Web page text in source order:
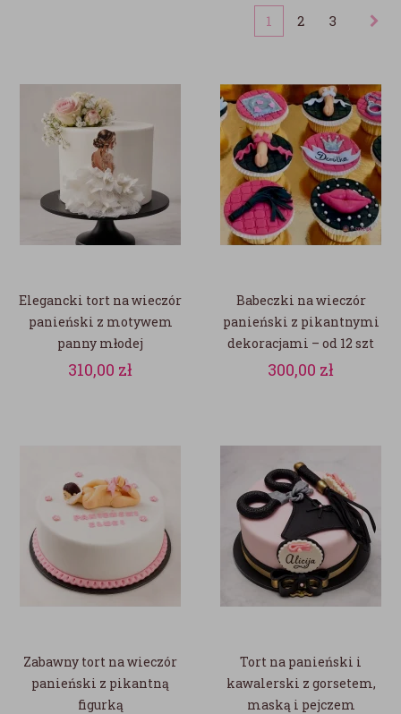
1 2 3
Elegancki tort na wieczór
panieński z motywem
panny młodej
310,00 zł
Babeczki na wieczór
panieński z pikantnymi
dekoracjami – od 12 szt
300,00 zł
Zabawny tort na wieczór
panieński z pikantną
figurką
Tort na panieński i
kawalerski z gorsetem,
maską i pejczem